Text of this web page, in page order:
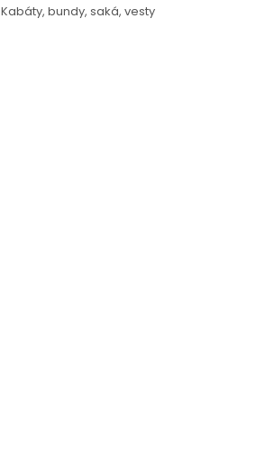
Kabáty, bundy, saká, vesty